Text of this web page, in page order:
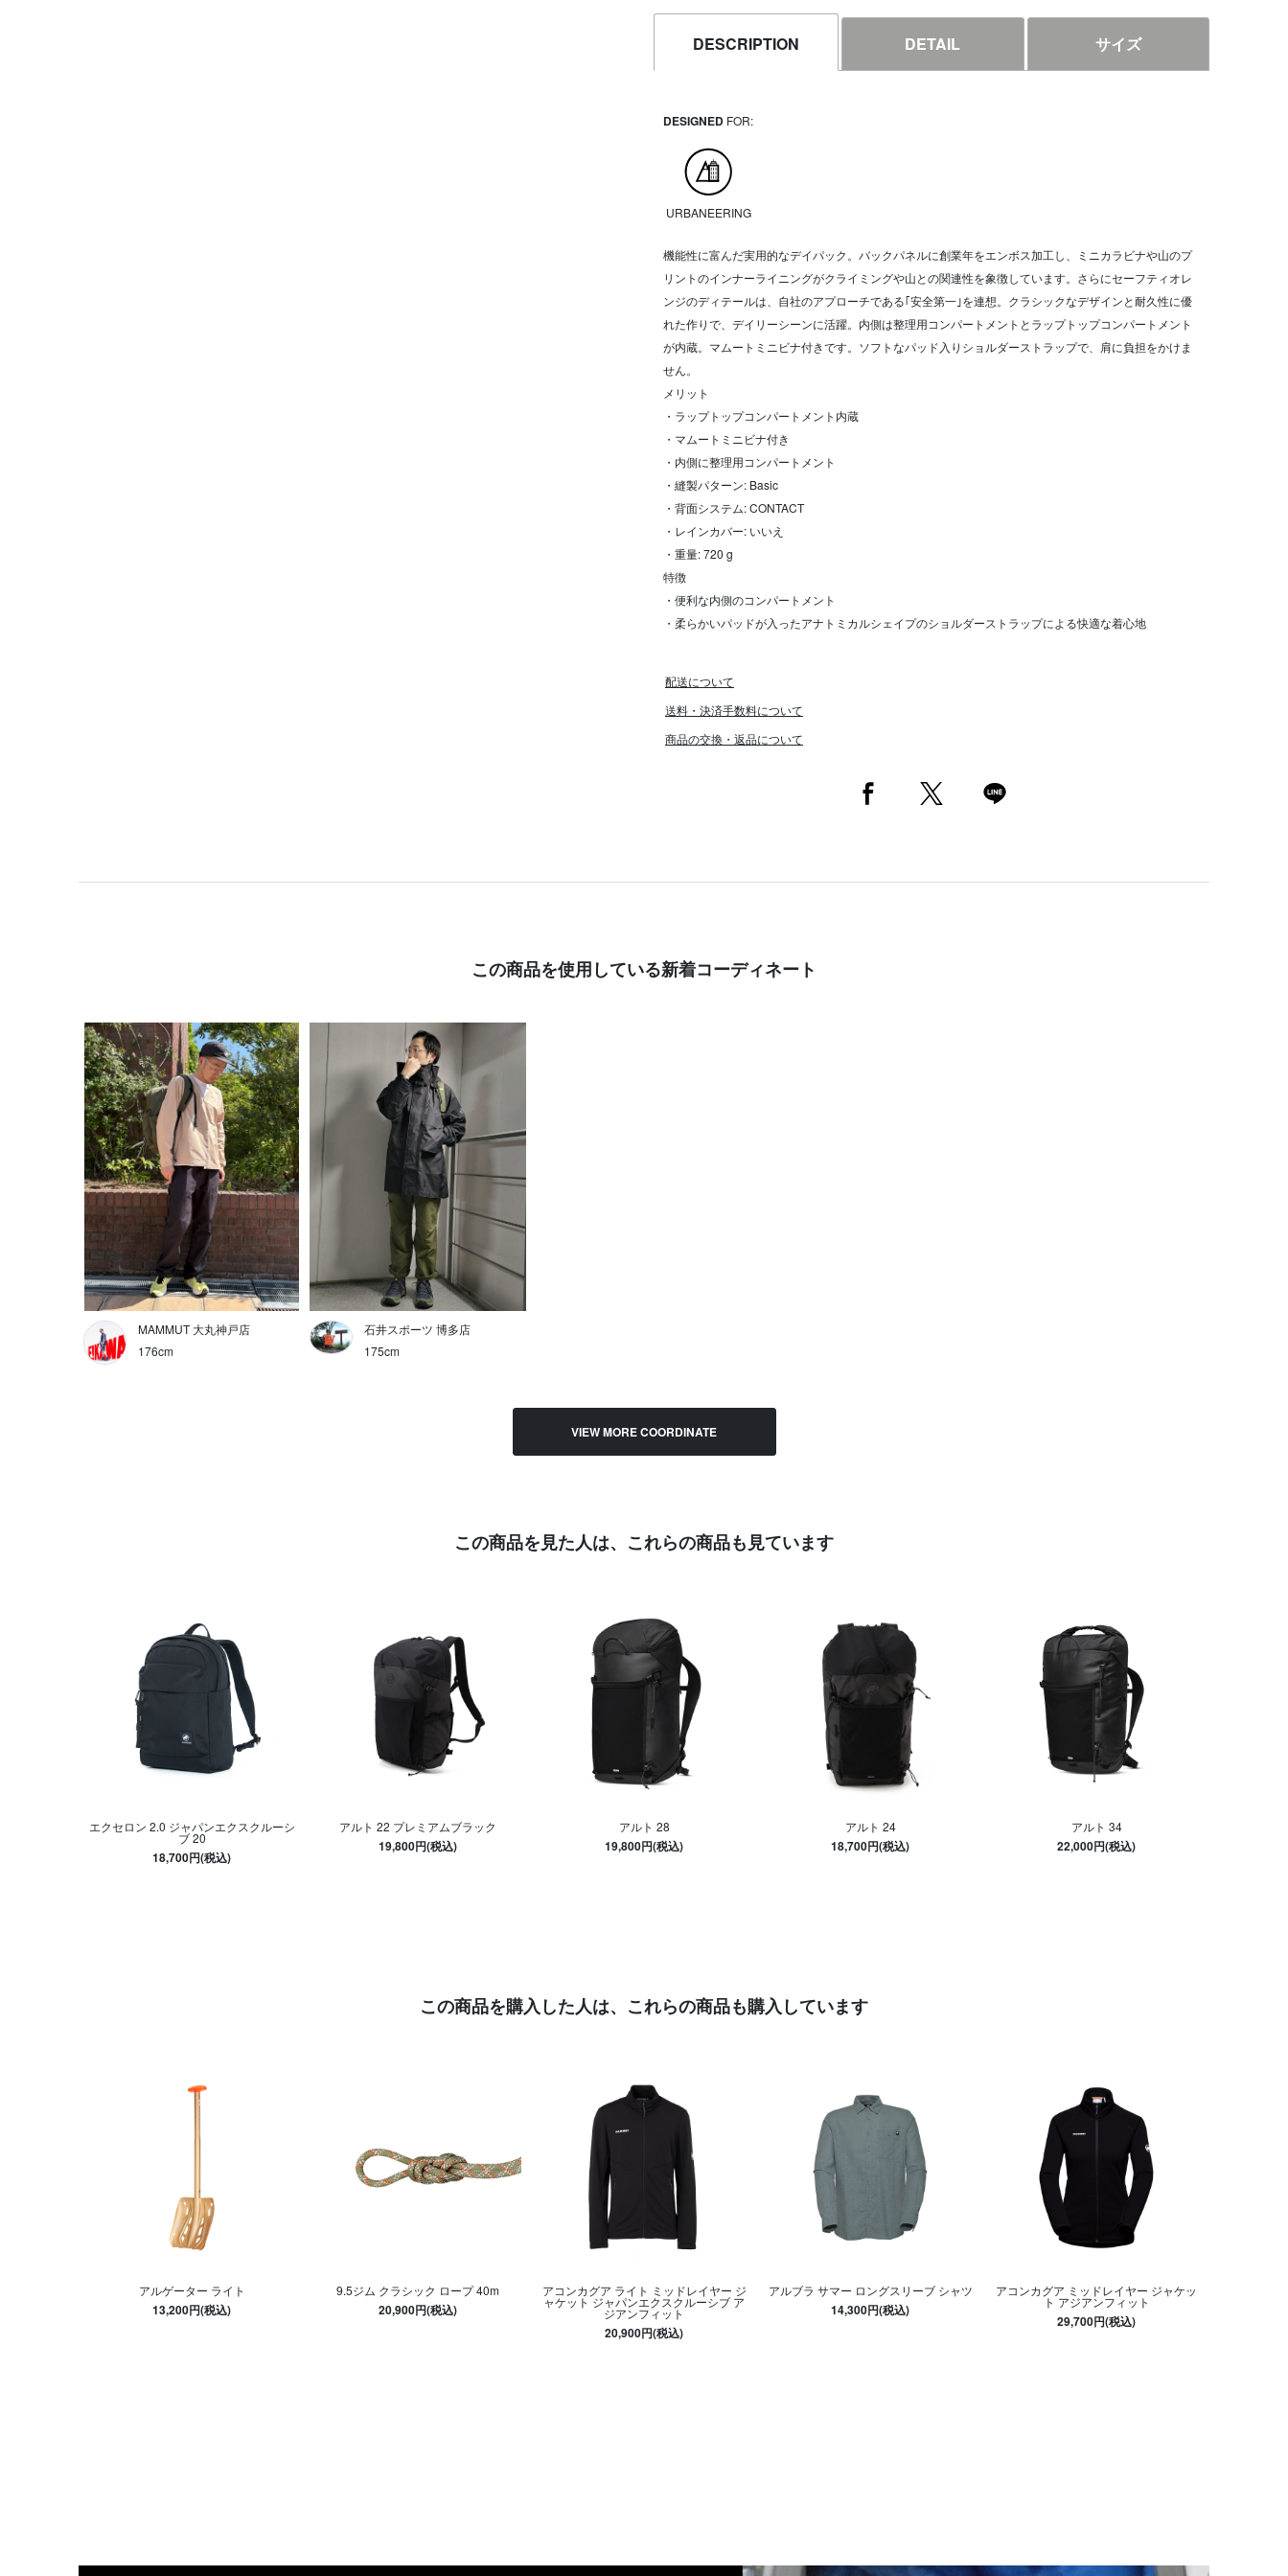
DESCRIPTION DETAIL サイズ
DESIGNED FOR:
URBANEERING
機能性に富んだ実用的なデイパック。バックパネルに創業年をエンボス加工し、ミニカラビナや山のプ
リントのインナーライニングがクライミングや山との関連性を象徴しています。さらにセーフティオレ
ンジのディテールは、自社のアプローチである｢安全第一｣を連想。クラシックなデザインと耐久性に優
れた作りで、デイリーシーンに活躍。内側は整理用コンパートメントとラップトップコンパートメント
が内蔵。マムートミニビナ付きです。ソフトなパッド入りショルダーストラップで、肩に負担をかけま
せん。
メリット
・ラップトップコンパートメント内蔵
・マムートミニビナ付き
・内側に整理用コンパートメント
・縫製パターン: Basic
・背面システム: CONTACT
・レインカバー: いいえ
・重量: 720 g
特徴
・便利な内側のコンパートメント
・柔らかいパッドが入ったアナトミカルシェイプのショルダーストラップによる快適な着心地
配送について
送料・決済手数料について
商品の交換・返品について
この商品を使用している新着コーディネート
MAMMUT 大丸神戸店
176cm
石井スポーツ 博多店
175cm
VIEW MORE COORDINATE
この商品を見た人は、 これらの商品も見ています
エクセロン 2.0 ジャパンエクスクルーシ
ブ 20
18,700円(税込)
アルト 22 プレミアムブラック
19,800円(税込)
アルト 28
19,800円(税込)
アルト 24
18,700円(税込)
アルト 34
22,000円(税込)
この商品を購入した人は、 これらの商品も購入しています
アルゲーター ライト
13,200円(税込)
9.5ジム クラシック ロープ 40m
20,900円(税込)
アコンカグア ライト ミッドレイヤー ジ
ャケット ジャパンエクスクルーシブ ア
ジアンフィット
20,900円(税込)
アルブラ サマー ロングスリーブ シャツ
14,300円(税込)
アコンカグア ミッドレイヤー ジャケッ
ト アジアンフィット
29,700円(税込)